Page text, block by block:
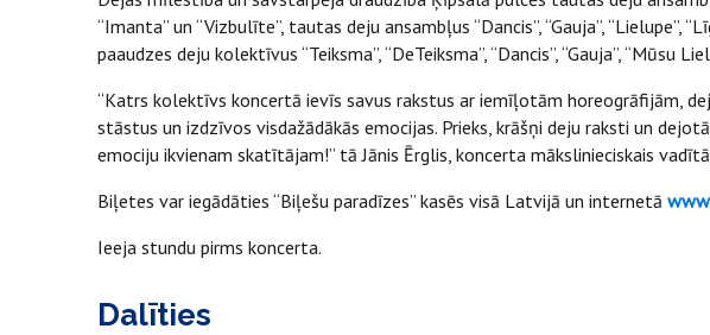
“Imanta” un “Vizbulīte”, tautas deju ansambļus “Dancis”, “Gauja”, “Lielupe”,
paaudzes deju kolektīvus “Teiksma”, “DeTeiksma”, “Dancis”, “Gauja”, “Mūsu
“Katrs kolektīvs koncertā ievīs savus rakstus ar iemīļotām horeogrāfijām,
stāstus un izdzīvos visdažādākās emocijas. Prieks, krāšņi deju raksti un
emociju ikvienam skatītājam!” tā Jānis Ērglis, koncerta mākslinieciskais
Biļetes var iegādāties “Biļešu paradīzes” kasēs visā Latvijā un internetā
Ieeja stundu pirms koncerta.
Dalīties